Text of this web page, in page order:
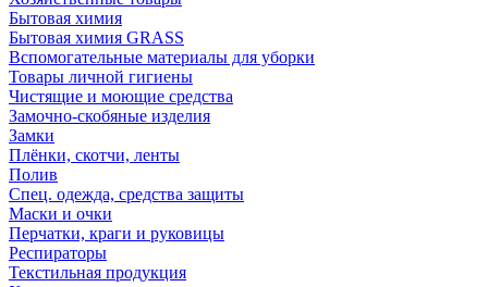
Бытовая химия
Бытовая химия GRASS
Вспомогательные материалы для уборки
Товары личной гигиены
Чистящие и моющие средства
Замочно-скобяные изделия
Замки
Плёнки, скотчи, ленты
Полив
Спец. одежда, средства защиты
Маски и очки
Перчатки, краги и руковицы
Респираторы
Текстильная продукция